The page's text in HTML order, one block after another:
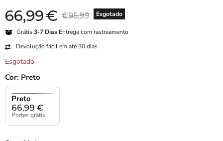
Esgotado
Preço atual
66,99€ Preço original
€95,99
Grátis3-7 Dias Entrega com rastreamento
Devolução fácil em até 30 dias
Esgotado
Cor: Preto
66,99 €
Preto
Portes grátis